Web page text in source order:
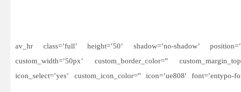
[av_hr class=’full’ height=’50’ shadow=’no-shadow’
custom_width=’50px’ custom_border_color=”
icon_select=’yes’ custom_icon_color=” icon=’ue808′